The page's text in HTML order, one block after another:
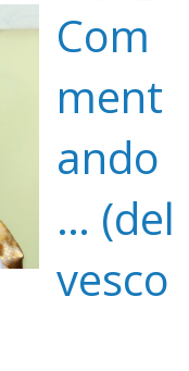
Com
ment
ando
… (del
vesco